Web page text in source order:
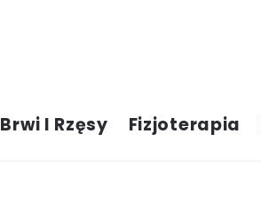
Brwi I Rzęsy Fizjoterapia